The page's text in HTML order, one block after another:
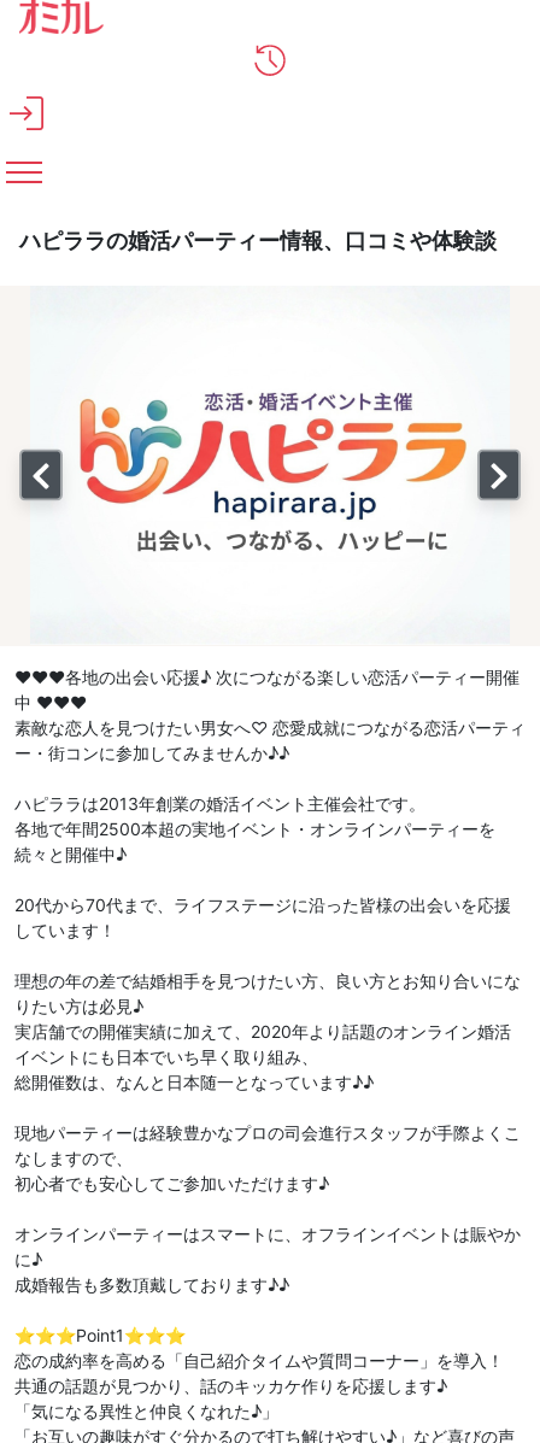
メインコンテンツへスキップ
ハピララの婚活パーティー情報、口コミや体験談
♥♥♥各地の出会い応援♪ 次につながる楽しい恋活パーティー開催
中 ♥♥♥
素敵な恋人を見つけたい男女へ♡ 恋愛成就につながる恋活パーティ
ー・街コンに参加してみませんか♪♪
ハピララは2013年創業の婚活イベント主催会社です。
各地で年間2500本超の実地イベント・オンラインパーティーを
続々と開催中♪
20代から70代まで、ライフステージに沿った皆様の出会いを応援
しています！
理想の年の差で結婚相手を見つけたい方、良い方とお知り合いにな
りたい方は必見♪
実店舗での開催実績に加えて、2020年より話題のオンライン婚活
イベントにも日本でいち早く取り組み、
総開催数は、なんと日本随一となっています♪♪
現地パーティーは経験豊かなプロの司会進行スタッフが手際よくこ
なしますので、
初心者でも安心してご参加いただけます♪
オンラインパーティーはスマートに、オフラインイベントは賑やか
に♪
成婚報告も多数頂戴しております♪♪
⭐️⭐️⭐️Point1⭐️⭐️⭐️
恋の成約率を高める「自己紹介タイムや質問コーナー」を導入！
共通の話題が見つかり、話のキッカケ作りを応援します♪
「気になる異性と仲良くなれた♪」
「お互いの趣味がすぐ分かるので打ち解けやすい♪」など喜びの声